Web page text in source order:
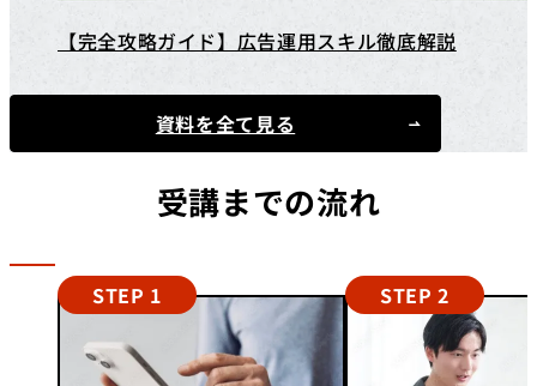
【完全攻略ガイド】広告運用スキル徹底解説
資料を全て見る
受講までの流れ
STEP 1 STEP 2